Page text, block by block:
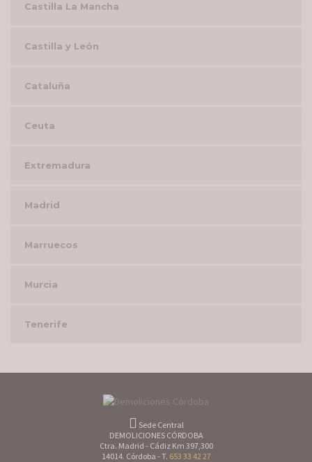
Castilla La Mancha
Castilla y León
Cataluña
Ceuta
Extremadura
Madrid
Marruecos
Murcia
Tenerife
Sede Central
DEMOLICIONES CÓRDOBA
Ctra. Madrid - Cádiz Km 397,300
14014. Córdoba - T. 653 33 42 27